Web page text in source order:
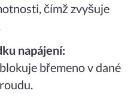
čímž zvyšuje
napájení:
břemeno v dané